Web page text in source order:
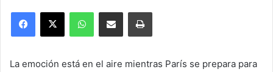
Facebook
X WhatsAppCompartir por correo electrónicoImprimir
La emoción está en el aire mientras París se prepara para